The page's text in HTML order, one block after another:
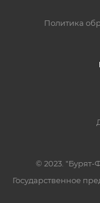
Политика
© 2023.
Государственное